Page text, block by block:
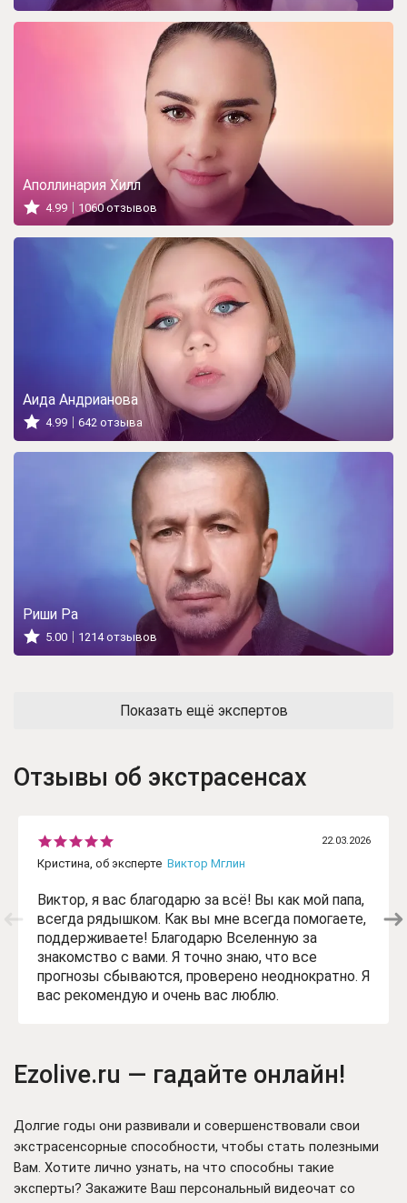
Аполлинария Хилл
4.99 1060 отзывов
Аида Андрианова
4.99 642 отзыва
Риши Ра
5.00 1214 отзывов
Показать ещё экспертов
Отзывы об экстрасенсах
22.03.2026
Кристина, об эксперте Виктор Мглин
Виктор, я вас благодарю за всё! Вы как мой папа,
всегда рядышком. Как вы мне всегда помогаете,
поддерживаете! Благодарю Вселенную за
знакомство с вами. Я точно знаю, что все
прогнозы сбываются, проверено неоднократно. Я
вас рекомендую и очень вас люблю.
Ezolive.ru — гадайте онлайн!
Долгие годы они развивали и совершенствовали свои
экстрасенсорные способности, чтобы стать полезными
Вам. Хотите лично узнать, на что способны такие
эксперты? Закажите Ваш персональный видеочат со